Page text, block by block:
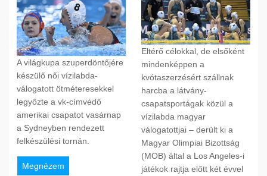
A világkupa szuperdöntőjére
készülő női vízilabda-
válogatott ötméteresekkel
legyőzte a vk-címvédő
amerikai csapatot vasárnap
a Sydneyben rendezett
felkészülési tornán.
Megnézem
Eltérő célokkal, de elsőként
mindenképpen a
kvótaszerzésért szállnak
harcba a látvány-
csapatsportágak közül a
vízilabda magyar
válogatottjai – derült ki a
Magyar Olimpiai Bizottság
(MOB) által a Los Angeles-i
játékok rajtja előtt két évvel